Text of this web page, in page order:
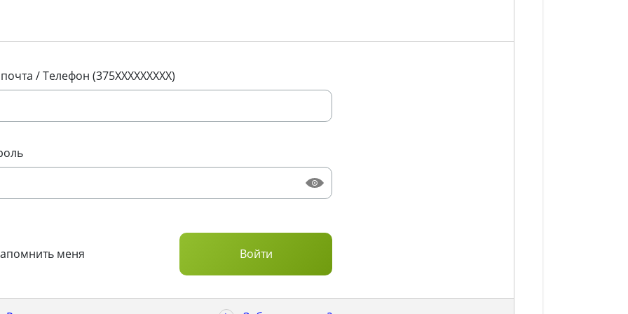
/ Телефон (375XXXXXXXXX)
меня